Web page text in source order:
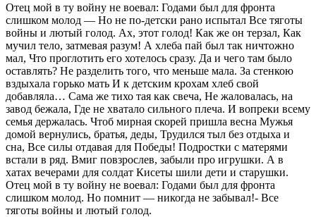
Отец мой в ту войну не воевал: Годами был для фронта
слишком молод — Но не по-детски рано испытал Все тяготы
войны и лютый голод. Ах, этот голод! Как же он терзал, Как
мучил тело, затмевая разум! А хлеба пай был так ничтожно
мал, Что проглотить его хотелось сразу. Да и чего там было
оставлять? Не разделить того, что меньше мала. За стенкою
вздыхала горько мать И к детским крохам хлеб свой
добавляла… Сама же тихо тая как свеча, Не жаловалась, на
завод бежала, Где не хватало сильного плеча. И вопреки всему
семья держалась. Чтоб мирная скорей пришла весна Мужья
домой вернулись, братья, деды, Трудился тыл без отдыха и
сна, Все силы отдавая для Победы! Подростки с матерями
встали в ряд. Вмиг повзрослев, забыли про игрушки. А в
хатах вечерами для солдат Кисеты шили дети и старушки.
Отец мой в ту войну не воевал: Годами был для фронта
слишком молод. Но помнит — никогда не забывал!- Все
тяготы войны и лютый голод.